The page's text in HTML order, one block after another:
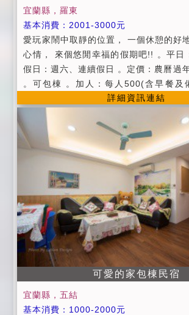
宜蘭縣，羅東
基本消費：2001-3000元
愛玩家鬧中取靜的位置， 一個休憩的好
心情， 來個悠閒幸福的假期吧!! 。平日
假日：週六、連續假日 。定價：農曆過
。可包棟 。加人：每人500(含早餐及
床：600/每人
議諮詢 。加床服務 。提供刷卡服務
--------- 。開車前來之旅客，請於訂房
進房時間:當日下午15:00以後。退房時
0以前。 。入住時請記得出示您的證件
為維護住宿品質，如需加床請事先告知
環境，室內請勿吸菸及攜帶寵物，不便
個人貴重物品請自行妥善保管，如有遺
延期住宿：請於住宿前一週告知，將可
訂金三個月，並於期限內擇期住宿。 。
天災 (颱風、地震) 經宜蘭縣政府或旅客
停止上班上課，將可辦理 。延期住宿，
個月，並於期限內擇期。
詳細資訊連結
可愛的家包棟民宿
宜蘭縣，五結
基本消費：1000-2000元